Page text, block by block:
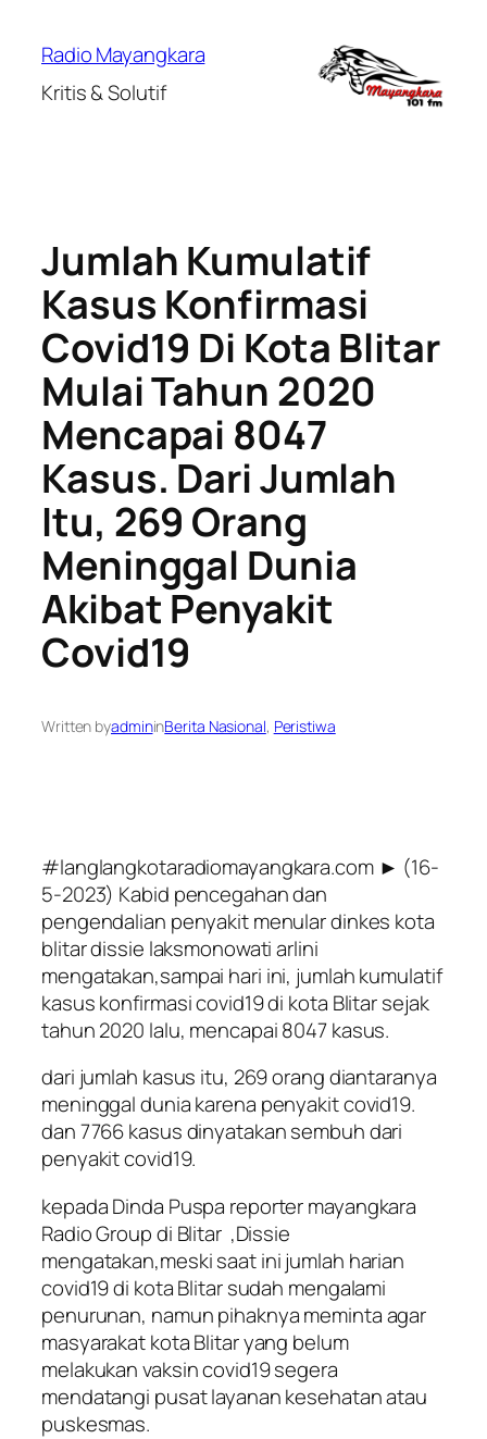
Radio Mayangkara
Kritis & Solutif
Jumlah Kumulatif
Kasus Konfirmasi
Covid19 Di Kota Blitar
Mulai Tahun 2020
Mencapai 8047
Kasus. Dari Jumlah
Itu, 269 Orang
Meninggal Dunia
Akibat Penyakit
Covid19
Written byadmininBerita Nasional, Peristiwa
#langlangkotaradiomayangkara.com ► (16-
5-2023) Kabid pencegahan dan
pengendalian penyakit menular dinkes kota
blitar dissie laksmonowati arlini
mengatakan,sampai hari ini, jumlah kumulatif
kasus konfirmasi covid19 di kota Blitar sejak
tahun 2020 lalu, mencapai 8047 kasus.
dari jumlah kasus itu, 269 orang diantaranya
meninggal dunia karena penyakit covid19.
dan 7766 kasus dinyatakan sembuh dari
penyakit covid19.
kepada Dinda Puspa reporter mayangkara
Radio Group di Blitar ,Dissie
mengatakan,meski saat ini jumlah harian
covid19 di kota Blitar sudah mengalami
penurunan, namun pihaknya meminta agar
masyarakat kota Blitar yang belum
melakukan vaksin covid19 segera
mendatangi pusat layanan kesehatan atau
puskesmas.